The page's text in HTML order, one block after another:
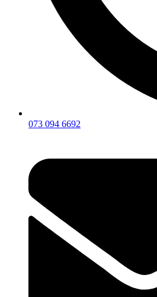
073 094 6692